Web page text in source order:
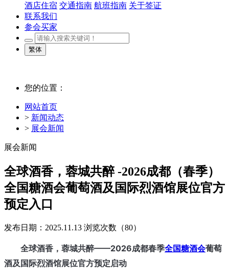
酒店住宿 交通指南 航班指南 关于签证
联系我们
参会买家
繁体
您的位置：
网站首页
> 新闻动态
> 展会新闻
展会新闻
全球酒香，蓉城共醉 -2026成都（春季）
全国糖酒会葡萄酒及国际烈酒馆展位官方
预定入口
发布日期：2025.11.13 浏览次数（80）
全球酒香，蓉城共醉——2026成都春季全国糖酒会葡萄
酒及国际烈酒馆展位官方预定启动